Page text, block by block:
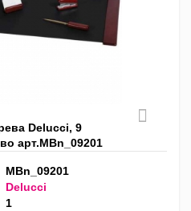
Delucci, 9
арт.MBn_09201
MBn_09201
Delucci
1